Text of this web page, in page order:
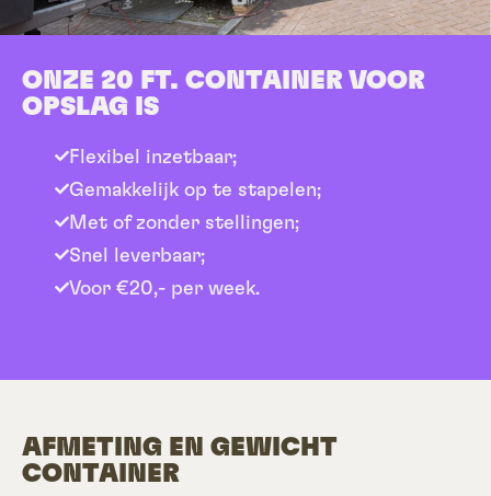
ONZE 20 FT. CONTAINER VOOR
OPSLAG IS
Flexibel inzetbaar;
Gemakkelijk op te stapelen;
Met of zonder stellingen;
Snel leverbaar;
Voor €20,- per week.
AFMETING EN GEWICHT
CONTAINER